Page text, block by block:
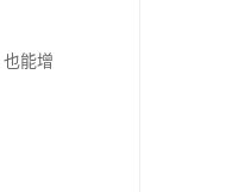
能增